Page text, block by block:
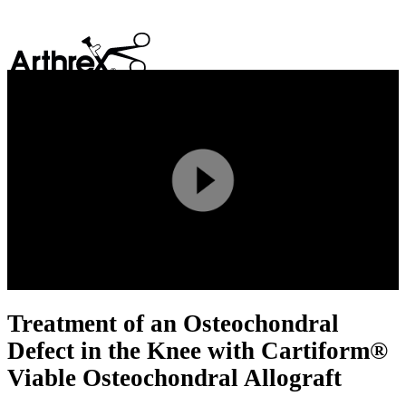
Play
Video
Treatment of an Osteochondral
Defect in the Knee with Cartiform®
Viable Osteochondral Allograft